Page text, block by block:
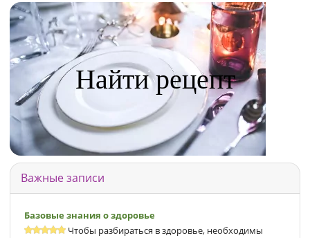
Найти рецепт
Важные записи
Базовые знания о здоровье
Чтобы разбираться в здоровье, необходимы